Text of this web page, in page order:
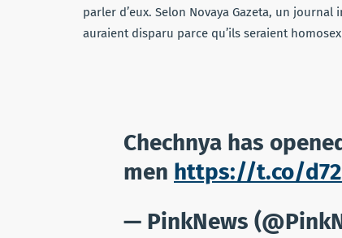
parler d’eux. Selon Novaya Gazeta, un
auraient disparu parce qu’ils seraient
Chechnya has
men https://t.co/
— PinkNews